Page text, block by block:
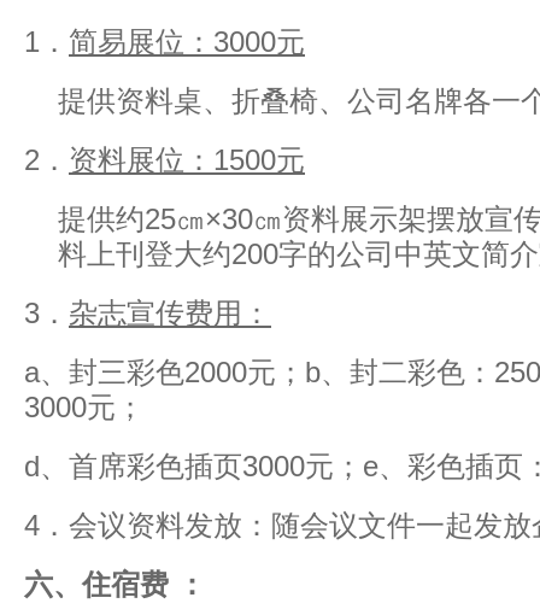
1． 简易展位：3000元
提供资料桌、折叠椅、公司名牌各一
2． 资料展位：1500元
提供约25㎝×30㎝资料展示架摆放宣
料上刊登大约200字的公司中英文简
3． 杂志宣传费用：
a、封三彩色2000元；b、封二彩色：
3000元；
d、首席彩色插页3000元；e、彩色插页
4．会议资料发放：随会议文件一起发
六、住宿费 ：